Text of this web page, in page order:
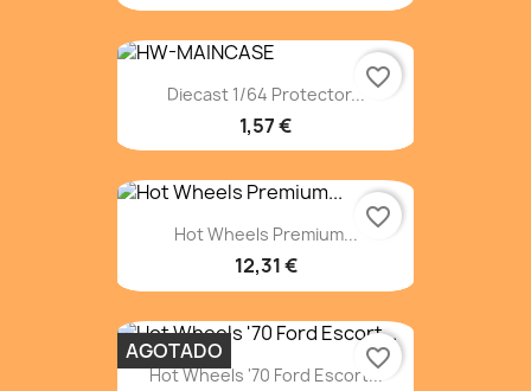
Diecast 1/64 Protector...
1,57 €
favorite_border
Hot Wheels Premium...
12,31 €
favorite_border
Hot Wheels '70 Ford Escort...
AGOTADO favorite_border